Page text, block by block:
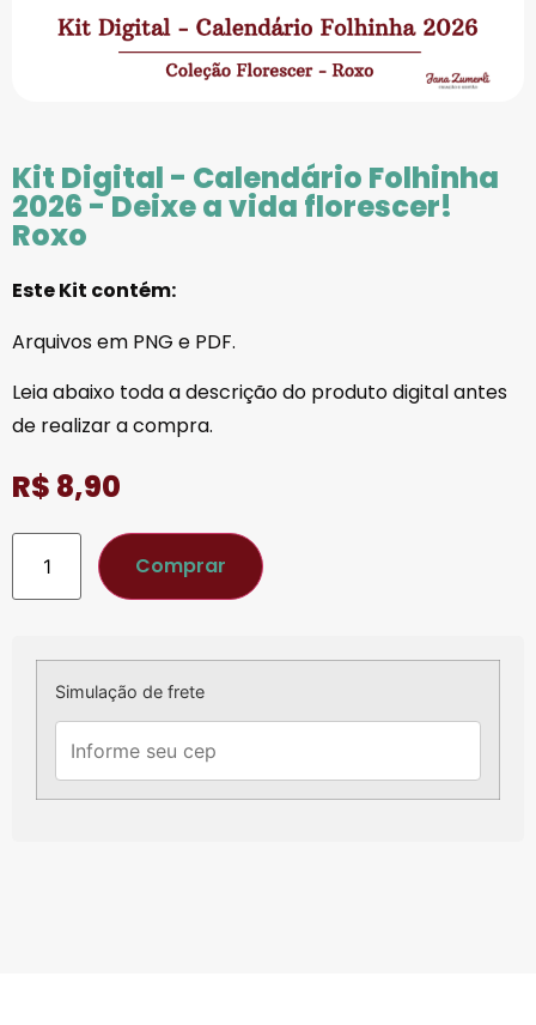
Kit Digital - Calendário Folhinha
2026 - Deixe a vida florescer!
Roxo
Este Kit contém:
Arquivos em PNG e PDF.
Leia abaixo toda a descrição do produto digital antes
de realizar a compra.
R$ 8,90
Comprar
Simulação de frete